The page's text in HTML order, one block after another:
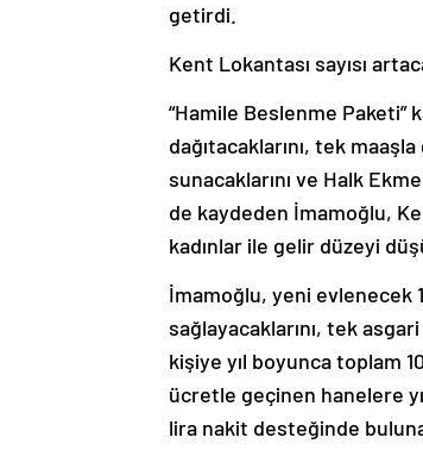
getirdi.
Kent Lokantası sayısı
“Hamile Beslenme Paketi”
dağıtacaklarını, tek
sunacaklarını ve Halk
de kaydeden İmamoğlu,
kadınlar ile gelir düzeyi
İmamoğlu, yeni evlenecek
sağlayacaklarını, tek
kişiye yıl boyunca toplam
ücretle geçinen hanelere
lira nakit desteğinde